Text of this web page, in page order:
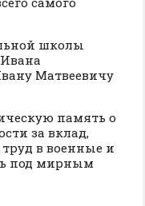
школы
Матвеевичу
память о
за вклад,
в военные и
под мирным